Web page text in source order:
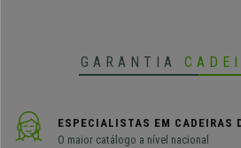
GARANTIA
ESPECIALISTAS EM CADEIRAS
O maior catálogo a nível nacional